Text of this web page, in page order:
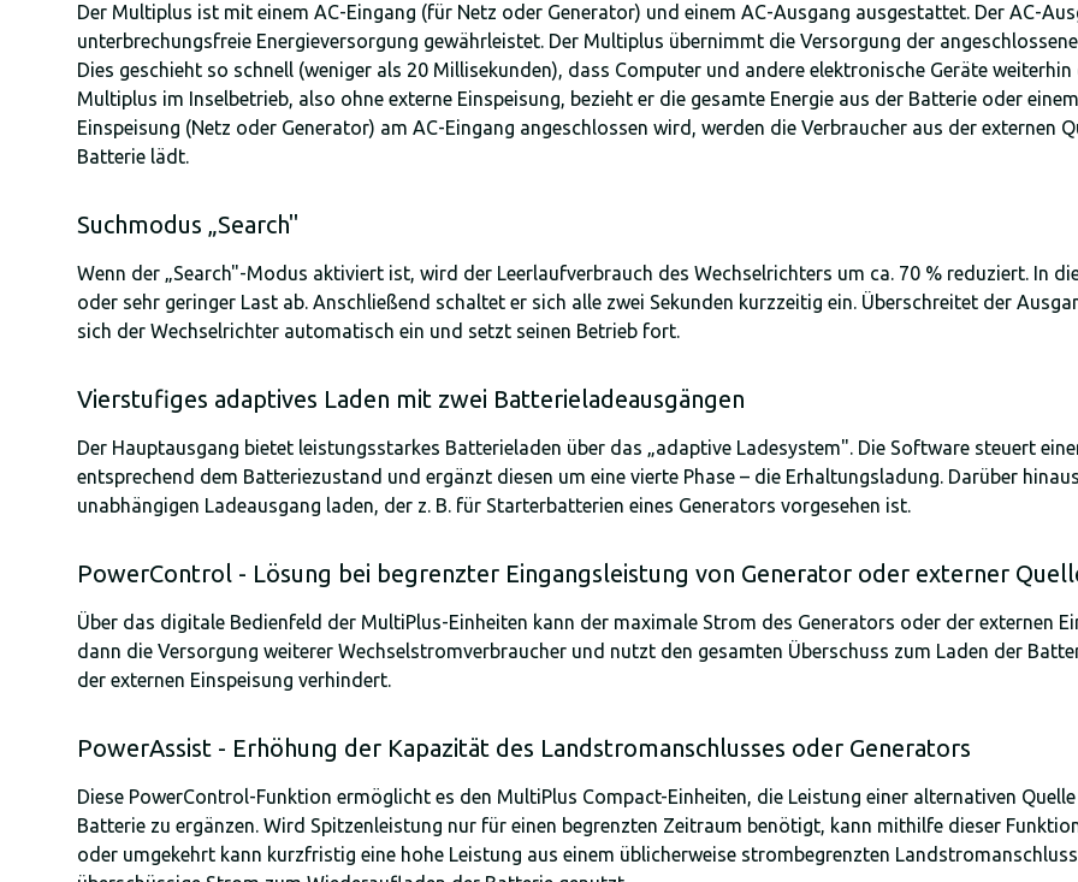
Der Multiplus ist mit einem AC-Eingang (für Netz oder Generator) und einem AC-Ausgang ausgestattet. Der AC-
unterbrechungsfreie Energieversorgung gewährleistet. Der Multiplus übernimmt die Versorgung der
Dies geschieht so schnell (weniger als 20 Millisekunden), dass Computer und andere elektronische Geräte
Multiplus im Inselbetrieb, also ohne externe Einspeisung, bezieht er die gesamte Energie aus der Batterie oder
Einspeisung (Netz oder Generator) am AC-Eingang angeschlossen wird, werden die Verbraucher aus der externen
Batterie lädt.
Suchmodus „Search"
Wenn der „Search"-Modus aktiviert ist, wird der Leerlaufverbrauch des Wechselrichters um ca. 70 % reduziert. In
oder sehr geringer Last ab. Anschließend schaltet er sich alle zwei Sekunden kurzzeitig ein. Überschreitet der
sich der Wechselrichter automatisch ein und setzt seinen Betrieb fort.
Vierstufiges adaptives Laden mit zwei Batterieladeausgängen
Der Hauptausgang bietet leistungsstarkes Batterieladen über das „adaptive Ladesystem". Die Software steuert
entsprechend dem Batteriezustand und ergänzt diesen um eine vierte Phase – die Erhaltungsladung. Darüber
unabhängigen Ladeausgang laden, der z. B. für Starterbatterien eines Generators vorgesehen ist.
PowerControl - Lösung bei begrenzter Eingangsleistung von Generator oder externer
Über das digitale Bedienfeld der MultiPlus-Einheiten kann der maximale Strom des Generators oder der externen
dann die Versorgung weiterer Wechselstromverbraucher und nutzt den gesamten Überschuss zum Laden der
der externen Einspeisung verhindert.
PowerAssist - Erhöhung der Kapazität des Landstromanschlusses oder Generators
Diese PowerControl-Funktion ermöglicht es den MultiPlus Compact-Einheiten, die Leistung einer alternativen
Batterie zu ergänzen. Wird Spitzenleistung nur für einen begrenzten Zeitraum benötigt, kann mithilfe dieser
oder umgekehrt kann kurzfristig eine hohe Leistung aus einem üblicherweise strombegrenzten